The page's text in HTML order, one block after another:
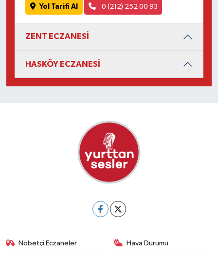
Yol Tarifi Al 0 (212) 252 00 93
ZENT ECZANESİ
HASKÖY ECZANESİ
Nöbetçi Eczaneler Hava Durumu